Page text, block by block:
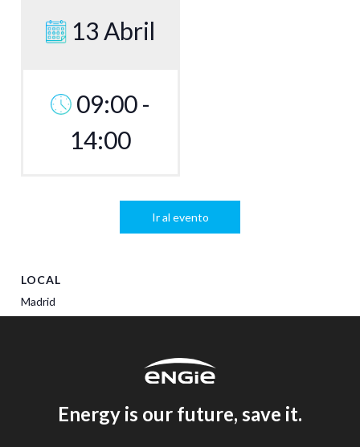
13 Abril
09:00 -
14:00
Ir al evento
LOCAL
Madrid
Energy is our future, save it.